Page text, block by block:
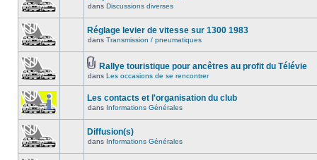
dans Discussions diverses
Réglage levier de vitesse sur 1300 1983
dans Transmission / pneumatiques
Rallye touristique pour ancêtres au profit du Télévie
dans Les occasions de se rencontrer
Les contacts et l'organisation du club
dans Informations Générales
Diffusion(s)
dans Informations Générales